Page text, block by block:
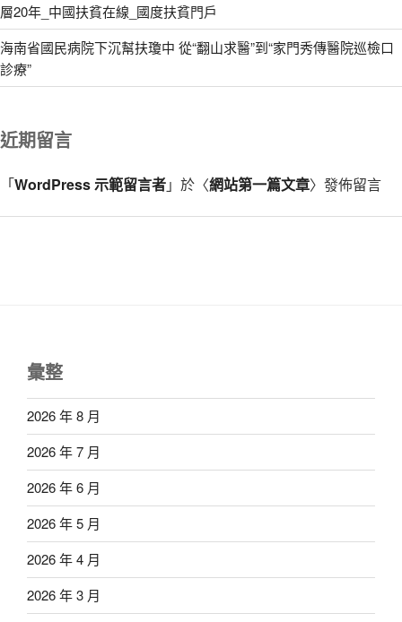
層20年_中國扶貧在線_國度扶貧門戶
海南省國民病院下沉幫扶瓊中 從“翻山求醫”到“家門秀傳醫院巡檢口
診療”
近期留言
「WordPress 示範留言者」於〈網站第一篇文章〉發佈留言
彙整
2026 年 8 月
2026 年 7 月
2026 年 6 月
2026 年 5 月
2026 年 4 月
2026 年 3 月